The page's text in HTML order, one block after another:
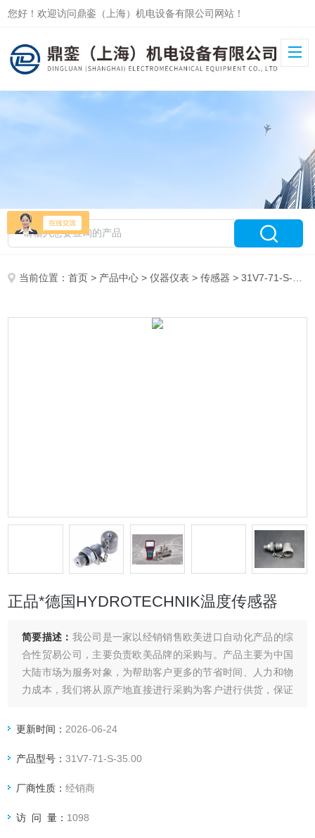
您好！欢迎访问鼎銮（上海）机电设备有限公司网站！
当前位置：首页 > 产品中心 >仪器仪表 >传感器 > 31V7-71-S-35.00正品*德国HYDROTECHNIK温度传感器
正品*德国HYDROTECHNIK温度传感器
简要描述： 我公司是一家以经销销售欧美进口自动化产品的综
合性贸易公司，主要负责欧美品牌的采购与。产品主要为中国
大陆市场为服务对象，为帮助客户更多的节省时间、人力和物
力成本，我们将从原产地直接进行采购为客户进行供货，保证
要做的就是给客户节省成本，创造更多的财富及价值！
更新时间： 2026-06-24
产品型号：31V7-71-S-35.00
厂商性质：经销商
访 问 量： 1098